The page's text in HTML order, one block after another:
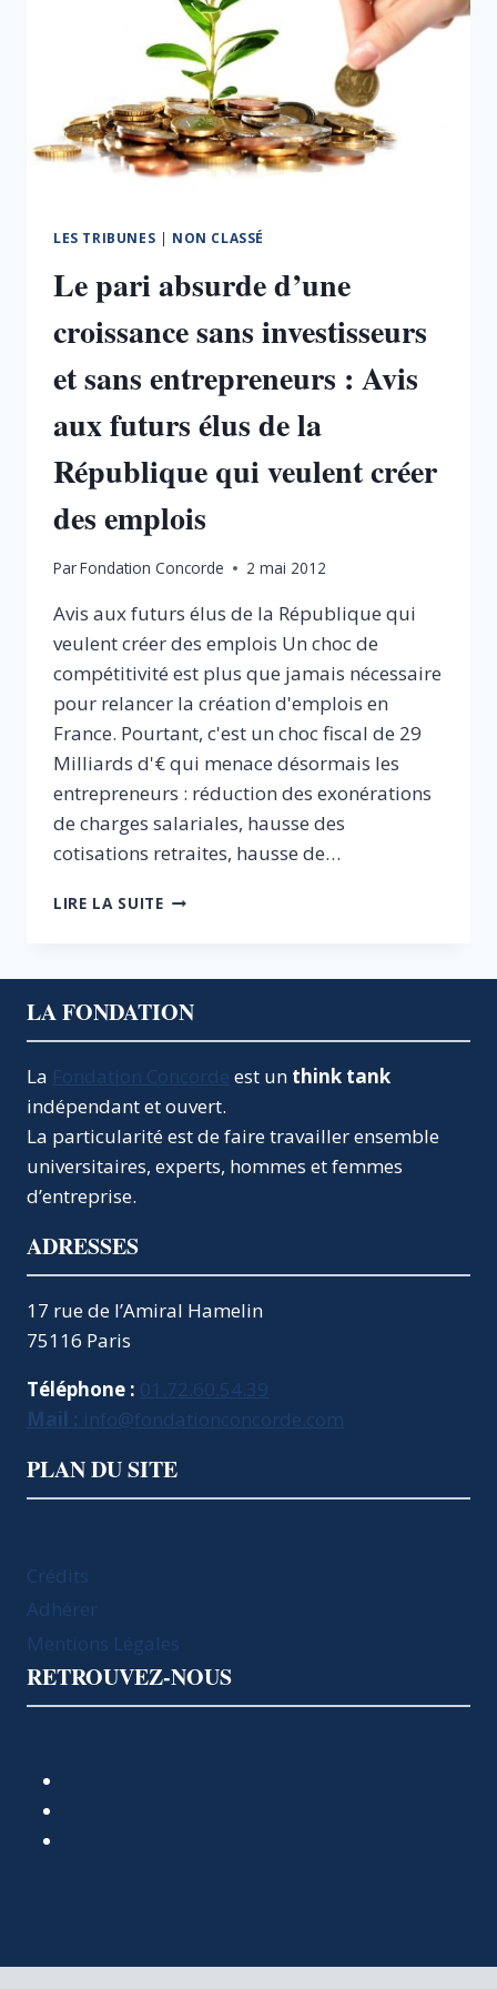
LES TRIBUNES | NON CLASSÉ
Le pari absurde d’une
croissance sans investisseurs
et sans entrepreneurs : Avis
aux futurs élus de la
République qui veulent créer
des emplois
ParFondation Concorde 2 mai 2012
Avis aux futurs élus de la République qui
veulent créer des emplois Un choc de
compétitivité est plus que jamais nécessaire
pour relancer la création d'emplois en
France. Pourtant, c'est un choc fiscal de 29
Milliards d'€ qui menace désormais les
entrepreneurs : réduction des exonérations
de charges salariales, hausse des
cotisations retraites, hausse de…
LIRE LA SUITELE
SANS
INVESTISSEURS
SANS
ENTREPRENEURS
AUX
LA
QUI
DES
EMPLOIS
LA FONDATION
La Fondation Concorde est un think tank
indépendant et ouvert.
La particularité est de faire travailler ensemble
universitaires, experts, hommes et femmes
d’entreprise.
ADRESSES
17 rue de l’Amiral Hamelin
75116 Paris
Téléphone : 01.72.60.54.39
Mail : info@fondationconcorde.com
PLAN DU SITE
Crédits
Adhérer
Mentions Légales
RETROUVEZ-NOUS